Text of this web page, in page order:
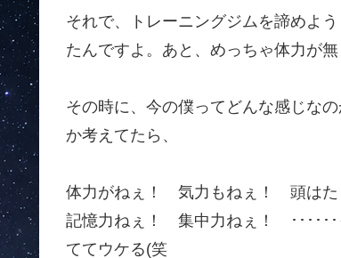
それで、トレーニングジムを諦めよ
たんですよ。あと、めっちゃ体力が
その時に、今の僕ってどんな感じな
か考えてたら、
体力がねぇ！ 気力もねぇ！ 頭は
記憶力ねぇ！ 集中力ねぇ！ ･･････
ててウケる(笑